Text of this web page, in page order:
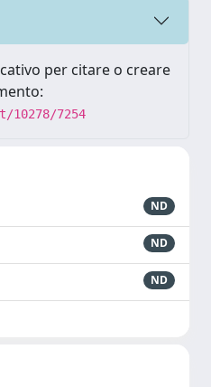
per citare o creare
7254
ND
ND
ND